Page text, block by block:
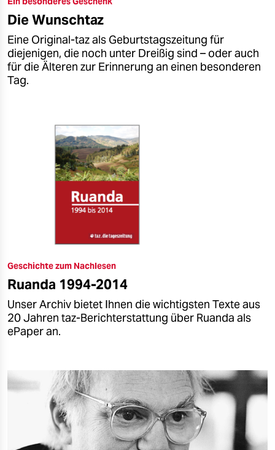
epaper login
Die Wunschtaz
Eine Original-taz als Geburtstagszeitung für
diejenigen, die noch unter Dreißig sind – oder auch
für die Älteren zur Erinnerung an einen besonderen
Tag.
Geschichte zum Nachlesen
Ruanda 1994-2014
Unser Archiv bietet Ihnen die wichtigsten Texte aus
20 Jahren taz-Berichterstattung über Ruanda als
ePaper an.